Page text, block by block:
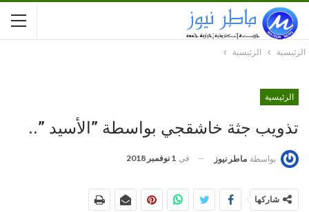
الرئيسية الرئيسية
الرئيسية
تذويب جثة خاشقجي بواسطة ”الأسيد ”..
بواسطة ماطر نيوز في 1 نوفمبر 2018
شاركها